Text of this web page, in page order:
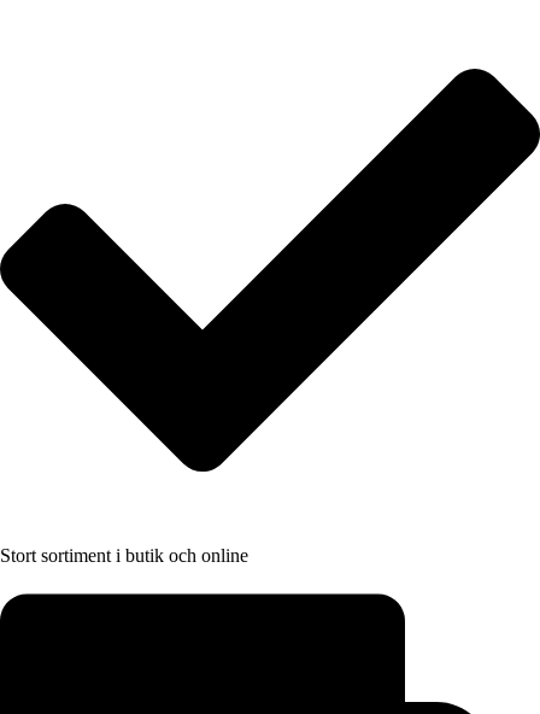
Stort sortiment i butik och online